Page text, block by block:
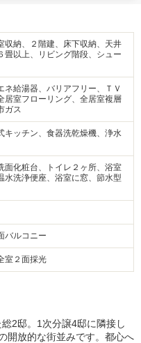
収納、２階建、床下収納、天井
畳以上、リビング階段、シュー
ネ給湯器、バリアフリー、ＴＶ
居室フローリング、全居室複層
ガス
キッチン、食器洗乾燥機、浄水
面化粧台、トイレ２ヶ所、浴室
水洗浄便座、浴室に窓、節水型
バルコニー
室２面採光
2邸。1次分譲4邸に隣接し
開放的な街並みです。都心へ